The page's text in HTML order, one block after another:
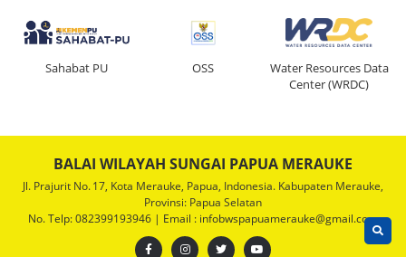
Sahabat PU OSS
Water Resources Data
Center (WRDC)
BALAI WILAYAH SUNGAI PAPUA MERAUKE
Jl. Prajurit No. 17, Kota Merauke, Papua, Indonesia. Kabupaten Merauke,
Provinsi: Papua Selatan
No. Telp: 082399193946 | Email : infobwspapuamerauke@gmail.com